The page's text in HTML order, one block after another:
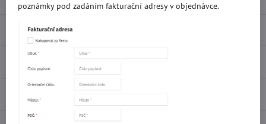
Popis
poznámky pod zadáním fakturační adresy v objednávce.